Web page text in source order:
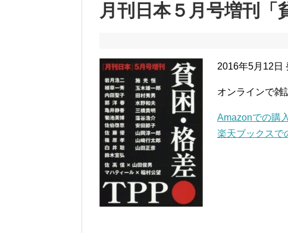
月刊日本５月号増刊「
2016年5月12日
オンラインで雑
Amazonでの購入
楽天ブックスで